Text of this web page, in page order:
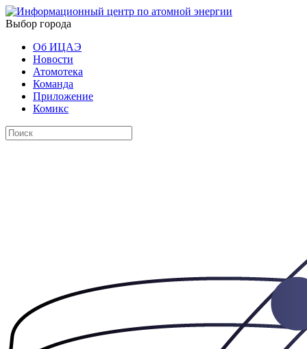
Выбор города
Об ИЦАЭ
Новости
Атомотека
Команда
Приложение
Комикс